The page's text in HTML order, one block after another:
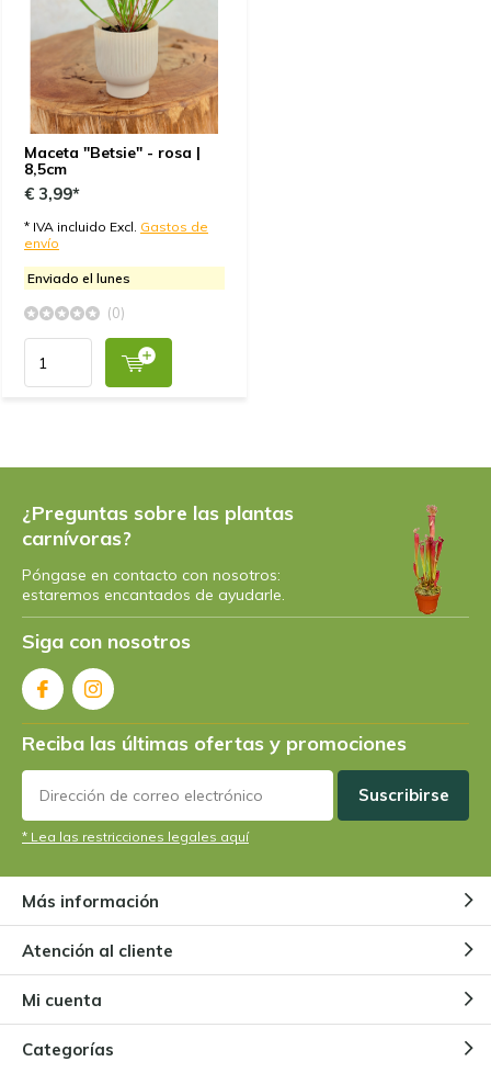
Maceta "Betsie" - rosa |
8,5cm
€ 3,99*
* IVA incluido Excl. Gastos de
envío
Enviado el lunes
(0)
¿Preguntas sobre las plantas
carnívoras?
Póngase en contacto con nosotros:
estaremos encantados de ayudarle.
Siga con nosotros
Reciba las últimas ofertas y promociones
Suscribirse
* Lea las restricciones legales aquí
Más información
Atención al cliente
Mi cuenta
Categorías